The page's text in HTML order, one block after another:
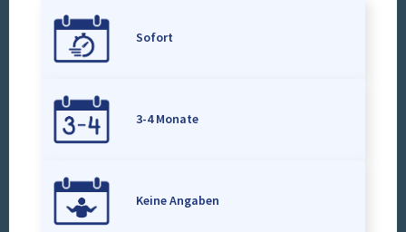
Sofort
3-4 Monate
Keine Angaben